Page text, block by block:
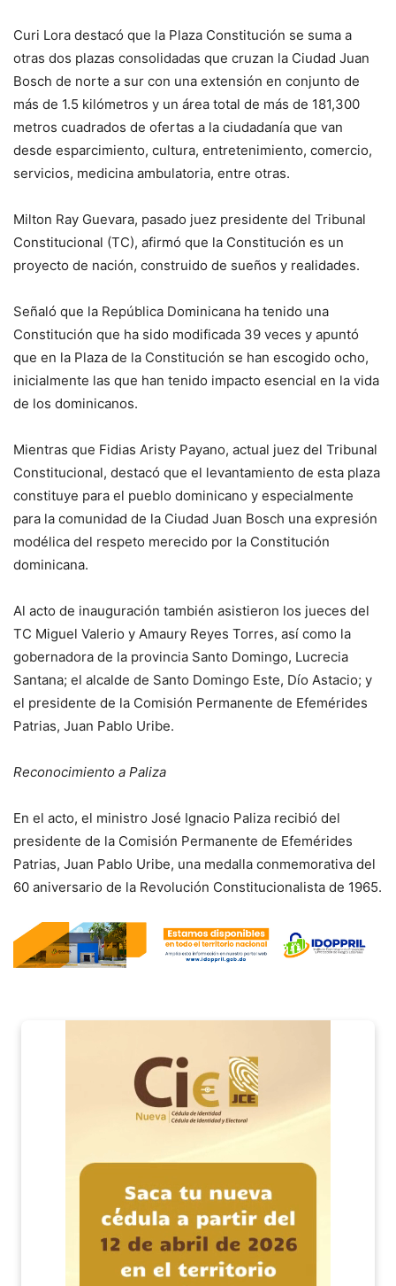
Curi Lora destacó que la Plaza Constitución se suma a
otras dos plazas consolidadas que cruzan la Ciudad Juan
Bosch de norte a sur con una extensión en conjunto de
más de 1.5 kilómetros y un área total de más de 181,300
metros cuadrados de ofertas a la ciudadanía que van
desde esparcimiento, cultura, entretenimiento, comercio,
servicios, medicina ambulatoria, entre otras.
Milton Ray Guevara, pasado juez presidente del Tribunal
Constitucional (TC), afirmó que la Constitución es un
proyecto de nación, construido de sueños y realidades.
Señaló que la República Dominicana ha tenido una
Constitución que ha sido modificada 39 veces y apuntó
que en la Plaza de la Constitución se han escogido ocho,
inicialmente las que han tenido impacto esencial en la vida
de los dominicanos.
Mientras que Fidias Aristy Payano, actual juez del Tribunal
Constitucional, destacó que el levantamiento de esta plaza
constituye para el pueblo dominicano y especialmente
para la comunidad de la Ciudad Juan Bosch una expresión
modélica del respeto merecido por la Constitución
dominicana.
Al acto de inauguración también asistieron los jueces del
TC Miguel Valerio y Amaury Reyes Torres, así como la
gobernadora de la provincia Santo Domingo, Lucrecia
Santana; el alcalde de Santo Domingo Este, Dío Astacio; y
el presidente de la Comisión Permanente de Efemérides
Patrias, Juan Pablo Uribe.
Reconocimiento a Paliza
En el acto, el ministro José Ignacio Paliza recibió del
presidente de la Comisión Permanente de Efemérides
Patrias, Juan Pablo Uribe, una medalla conmemorativa del
60 aniversario de la Revolución Constitucionalista de 1965.